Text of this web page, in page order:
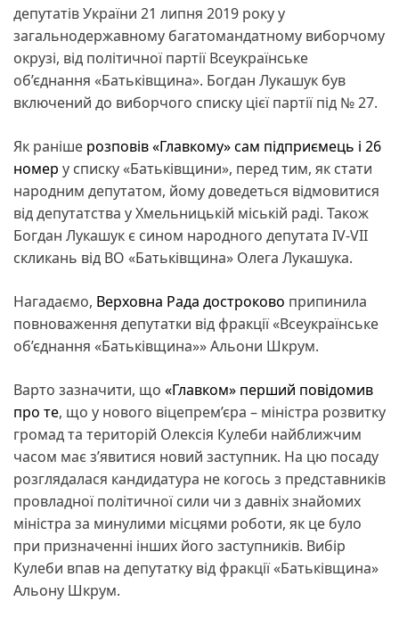
депутатів України 21 липня 2019 року у
загальнодержавному багатомандатному виборчому
окрузі, від політичної партії Всеукраїнське
об’єднання «Батьківщина». Богдан Лукашук був
включений до виборчого списку цієї партії під № 27.
Як раніше розповів «Главкому» сам підприємець і 26
номер у списку «Батьківщини», перед тим, як стати
народним депутатом, йому доведеться відмовитися
від депутатства у Хмельницькій міській раді. Також
Богдан Лукашук є сином народного депутата IV-VII
скликань від ВО «Батьківщина» Олега Лукашука.
Нагадаємо, Верховна Рада достроково припинила
повноваження депутатки від фракції «Всеукраїнське
об’єднання «Батьківщина»» Альони Шкрум.
Варто зазначити, що «Главком» перший повідомив
про те, що у нового віцепрем’єра – міністра розвитку
громад та територій Олексія Кулеби найближчим
часом має з’явитися новий заступник. На цю посаду
розглядалася кандидатура не когось з представників
провладної політичної сили чи з давніх знайомих
міністра за минулими місцями роботи, як це було
при призначенні інших його заступників. Вибір
Кулеби впав на депутатку від фракції «Батьківщина»
Альону Шкрум.